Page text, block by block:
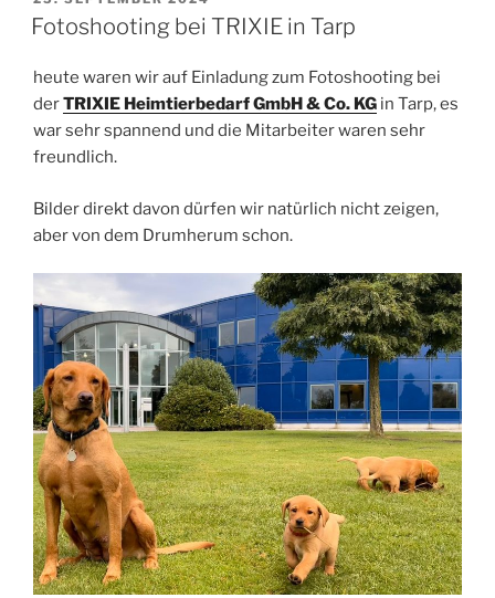
AM
Fotoshooting bei TRIXIE in Tarp
heute waren wir auf Einladung zum Fotoshooting bei
derTRIXIE Heimtierbedarf GmbH & Co. KG in Tarp, es
war sehr spannend und die Mitarbeiter waren sehr
freundlich.
Bilder direkt davon dürfen wir natürlich nicht zeigen,
aber von dem Drumherum schon.